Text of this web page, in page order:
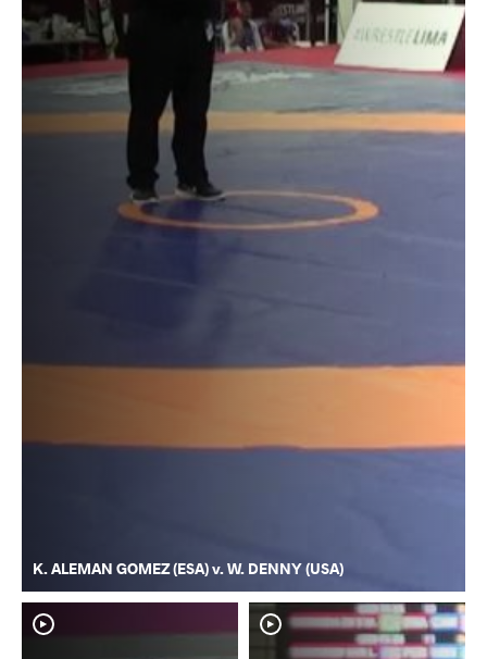
K. ALEMAN GOMEZ (ESA) v. W. DENNY (USA)